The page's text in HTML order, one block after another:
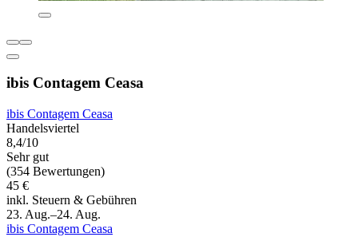
ibis Contagem Ceasa
ibis Contagem Ceasa
Handelsviertel
8,4/10
Sehr gut
(354 Bewertungen)
45 €
inkl. Steuern & Gebühren
23. Aug.–24. Aug.
ibis Contagem Ceasa